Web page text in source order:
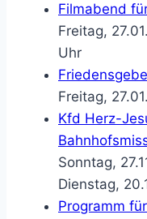
Filmabend
Freitag,
Uhr
Freitag,
Kfd Herz-
Sonntag,
Dienstag,
Programm